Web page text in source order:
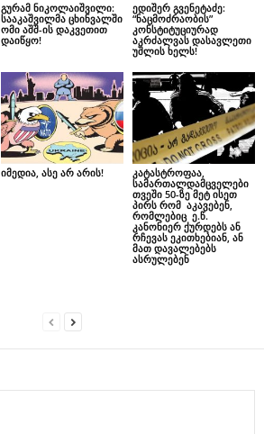
გურამ ნიკოლაიშვილი:
სააკაშვილმა ცხინვალში
ომი აშშ-ის დაკვეთით
დაიწყო!
ედიშერ გვენეტაძე:
“ნაცმოძრაობის”
კონსტიტუციურად
აკრძალვას დასავლეთი
უშლის ხელს!
იმედია, ასე არ არის!
კატასტროფაა,
სამართალდამცველები
თვეში 50-ზე მეტ ისეთ
პირს რომ აკავებენ,
რომლებიც ე.წ.
კანონიერ ქურდებს ან
რჩევას ეკითხებიან, ან
მათ დავალებებს
ასრულებენ